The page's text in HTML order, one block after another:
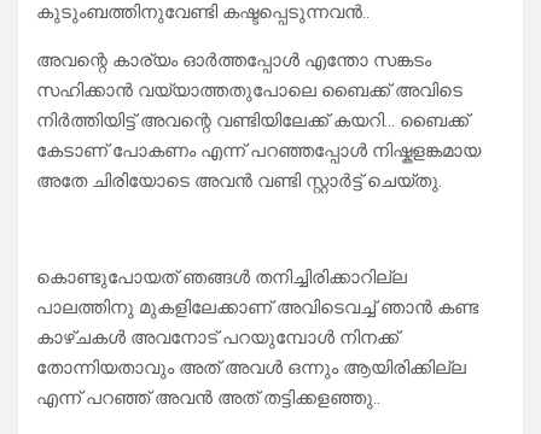
കുടുംബത്തിനുവേണ്ടി കഷ്ടപ്പെടുന്നവൻ..
അവന്റെ കാര്യം ഓർത്തപ്പോൾ എന്തോ സങ്കടം
സഹിക്കാൻ വയ്യാത്തതുപോലെ ബൈക്ക് അവിടെ
നിർത്തിയിട്ട് അവന്റെ വണ്ടിയിലേക്ക് കയറി… ബൈക്ക്
കേടാണ് പോകണം എന്ന് പറഞ്ഞപ്പോൾ നിഷ്കളങ്കമായ
അതേ ചിരിയോടെ അവൻ വണ്ടി സ്റ്റാർട്ട് ചെയ്തു.
കൊണ്ടുപോയത് ഞങ്ങൾ തനിച്ചിരിക്കാറില്ല
പാലത്തിനു മുകളിലേക്കാണ് അവിടെവച്ച് ഞാൻ കണ്ട
കാഴ്ചകൾ അവനോട് പറയുമ്പോൾ നിനക്ക്
തോന്നിയതാവും അത് അവൾ ഒന്നും ആയിരിക്കില്ല
എന്ന് പറഞ്ഞ് അവൻ അത് തട്ടിക്കളഞ്ഞു..